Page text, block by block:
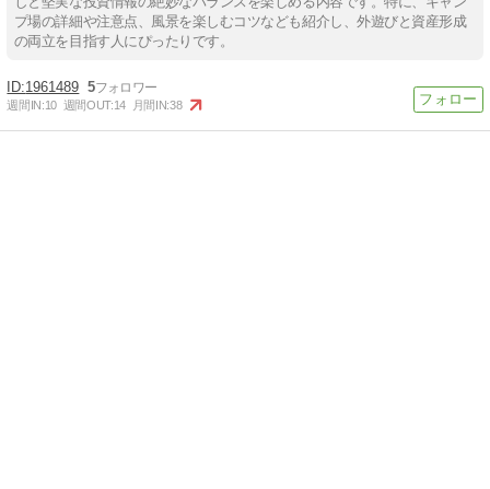
プ場の詳細や注意点、風景を楽しむコツなども紹介し、外遊びと資産形成
の両立を目指す人にぴったりです。
1961489 5
週間IN:10 週間OUT:14 月間IN:38